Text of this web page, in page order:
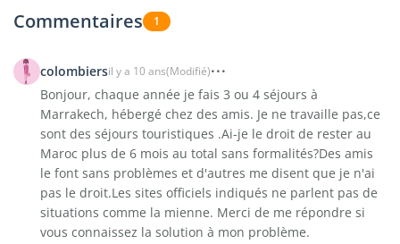
Commentaires 1
colombiersil y a 10 ans(Modifié)
Bonjour, chaque année je fais 3 ou 4 séjours à
Marrakech, hébergé chez des amis. Je ne travaille pas,ce
sont des séjours touristiques .Ai-je le droit de rester au
Maroc plus de 6 mois au total sans formalités?Des amis
le font sans problèmes et d'autres me disent que je n'ai
pas le droit.Les sites officiels indiqués ne parlent pas de
situations comme la mienne. Merci de me répondre si
vous connaissez la solution à mon problème.